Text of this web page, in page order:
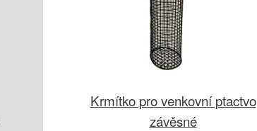
Krmítko pro venkovní ptactvo
závěsné